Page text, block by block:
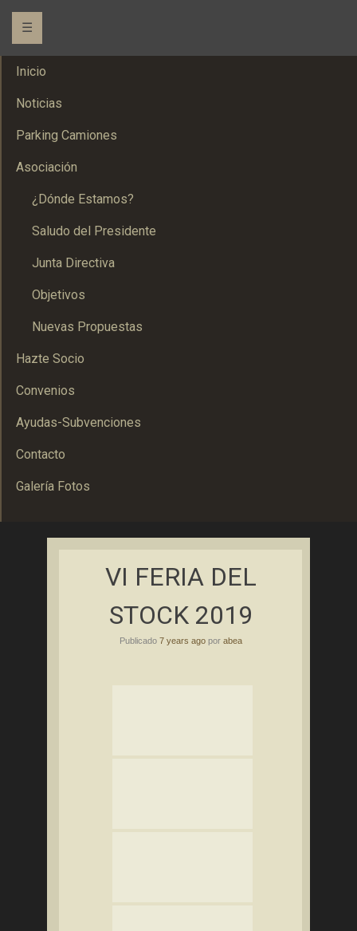
☰
Inicio
Noticias
Parking Camiones
Asociación
¿Dónde Estamos?
Saludo del Presidente
Junta Directiva
Objetivos
Nuevas Propuestas
Hazte Socio
Convenios
Ayudas-Subvenciones
Contacto
Galería Fotos
ABEA
VI FERIA DEL
STOCK 2019
Publicado 7 years agopor abea